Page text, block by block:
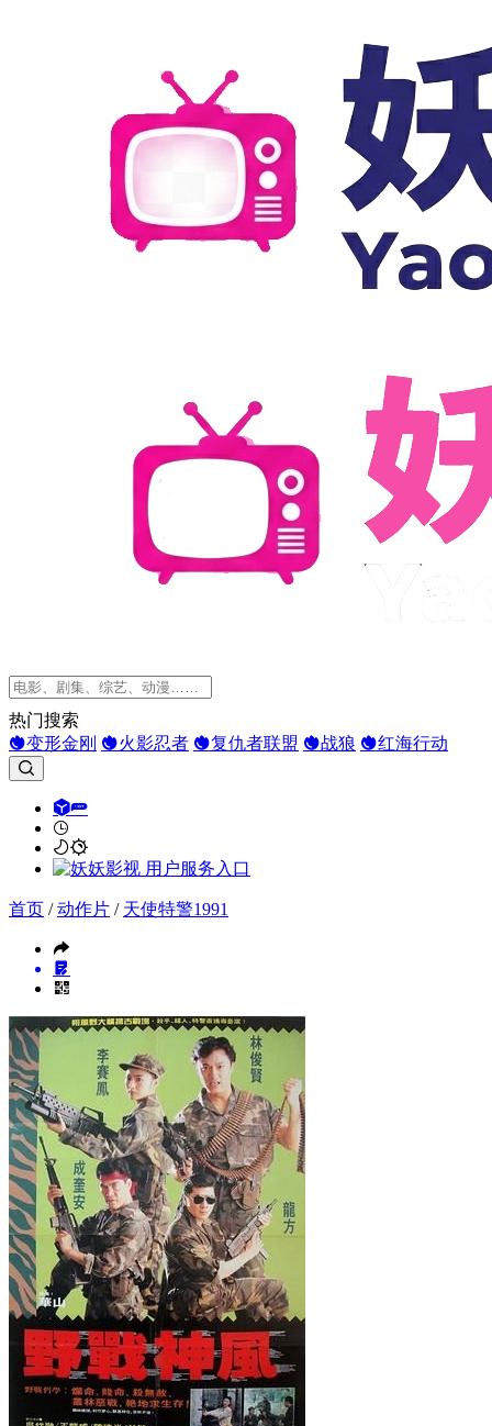
热门搜索
变形金刚
火影忍者 复仇者联盟 战狼 红海行动
首页 /动作片 / 天使特警1991